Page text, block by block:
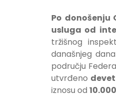
Po donošenju
usluga od
tržišnog
današnjeg
području
utvrđeno
iznosu od